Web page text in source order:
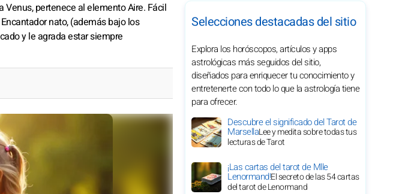
pertenece al elemento Aire. Fácil
nato, (además bajo los
y le agrada estar siempre
Selecciones destacadas del sitio
Explora los horóscopos, artículos y apps
astrológicas más seguidos del sitio,
diseñados para enriquecer tu conocimiento y
entretenerte con todo lo que la astrología tiene
para ofrecer.
Descubre el significado del Tarot de
MarsellaLee y medita sobre todas tus
lecturas de Tarot
¡Las cartas del tarot de Mlle
Lenormand!El secreto de las 54 cartas
del tarot de Lenormand